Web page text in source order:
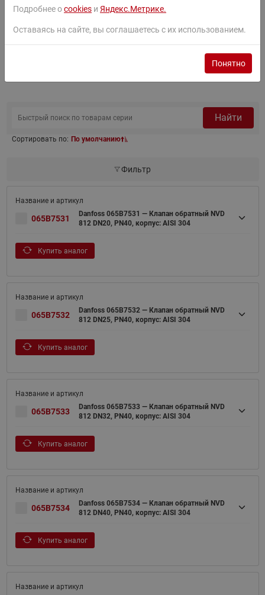
Сертификат
Найти
Сортировать по: По умолчанию
Фильтр
065B7531
Danfoss 065B7531 — Клапан обратный NVD
812 DN20, PN40, корпус: AISI 304
Купить аналог
065B7532
Danfoss 065B7532 — Клапан обратный NVD
812 DN25, PN40, корпус: AISI 304
Купить аналог
065B7533
Danfoss 065B7533 — Клапан обратный NVD
812 DN32, PN40, корпус: AISI 304
Купить аналог
065B7534
Danfoss 065B7534 — Клапан обратный NVD
812 DN40, PN40, корпус: AISI 304
Купить аналог
Подробнее оcookies и Яндекс.Метрике.
Оставаясь на сайте, вы соглашаетесь с их использованием.
Понятно